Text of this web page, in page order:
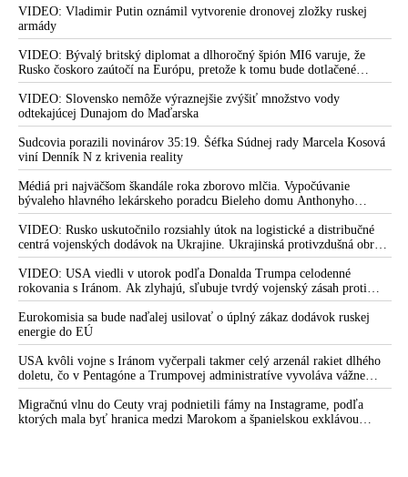
vakcínu, urobte tak dobrovoľne a po jej verejnom testovaní na
Matovičovi, jeho žene a jeho ďeťoch
VIDEO: Dám si americkú aj ruskú vakcínu, len nech žijem
normálne, vyhlásil Sulík
Putin nariadil, aby sa budúci týždeň začalo s očkovaním proti
vírusu Covid-19
Johnson: Vakcíny proti Covid-19 nám umožnia návrat k
normálnemu životu
VIDEO: Šokující příběh muže, kterému vakcína zničila život
Johnson: Vakcíny proti Covid-19 nám umožnia návrat k
normálnemu životu
VIDEO: Šokující příběh muže, kterému vakcína zničila život
Vakcínu lidé v České republice na výběr nedostanou.
Očkování může být podmínkou pro některé služby
Účastník testovania vakcíny na Covid-19 od spoločnosti
AstraZeneca podal žalobu kvôli závažným vedľajším účinkom
VIDEO: Vakcíny netreba, pandémia sa končí!, vyhlásil bývalý
viceprezident farmaceutickej firmy Pfizer
VIDEO: Covid-19 vakcína a očekávané problémy
VIDEO: Vladimir Putin oznámil vytvorenie dronovej zložky ruskej
armády
VIDEO: Bývalý britský diplomat a dlhoročný špión MI6 varuje, že
Rusko čoskoro zaútočí na Európu, pretože k tomu bude dotlačené
rovnako, ako bolo dotlačené k invázii na Ukrajinu v roku 2022.
Zelenskyj medzitým v Kyjeve naliehal na zhromaždených diplomatov,
aby vo svete zháňali energie pre Ukrajinu na zimu. Putin vraj bude
mobilizovať a vojna sa do zimy pravdepodobne neskončí
VIDEO: Slovensko nemôže výraznejšie zvýšiť množstvo vody
odtekajúcej Dunajom do Maďarska
Sudcovia porazili novinárov 35:19. Šéfka Súdnej rady Marcela Kosová
viní Denník N z krivenia reality
Médiá pri najväčšom škandále roka zborovo mlčia. Vypočúvanie
bývaleho hlavného lekárskeho poradcu Bieleho domu Anthonyho
Fauciho pred výborom amerického Senátu väčšina médií ignorovala
VIDEO: Rusko uskutočnilo rozsiahly útok na logistické a distribučné
centrá vojenských dodávok na Ukrajine. Ukrajinská protivzdušná obrana
nedokázala počas ničivého nočného útoku na Kyjev a jeho okolie
zachytiť ani jednu ruskú raketu
VIDEO: USA viedli v utorok podľa Donalda Trumpa celodenné
rokovania s Iránom. Ak zlyhajú, sľubuje tvrdý vojenský zásah proti
Teheránu
Eurokomisia sa bude naďalej usilovať o úplný zákaz dodávok ruskej
energie do EÚ
USA kvôli vojne s Iránom vyčerpali takmer celý arzenál rakiet dlhého
doletu, čo v Pentagóne a Trumpovej administratíve vyvoláva vážne
obavy o bojaschopnosť americkej armády v prípade vypuknutia
konfliktu s Čínou alebo Ruskom
Migračnú vlnu do Ceuty vraj podnietili fámy na Instagrame, podľa
ktorých mala byť hranica medzi Marokom a španielskou exklávou